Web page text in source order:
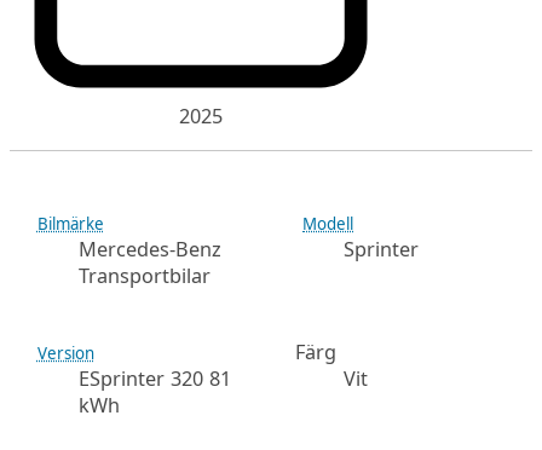
2025
Bilmärke
Mercedes-Benz
Transportbilar
Modell
Sprinter
Version
ESprinter 320 81
kWh
Färg
Vit